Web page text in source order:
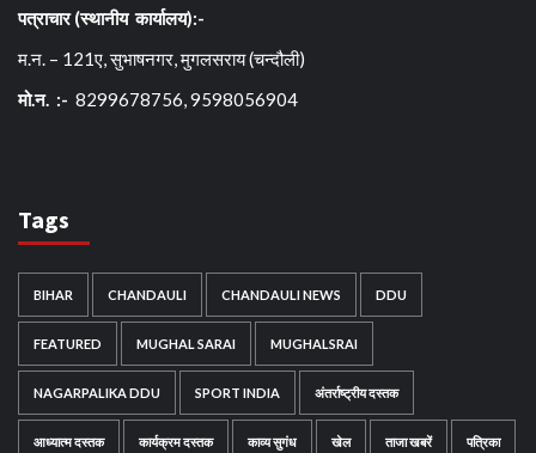
पत्राचार (स्थानीय कार्यालय):-
म.न. – 121ए, सुभाषनगर, मुगलसराय (चन्दौली)
मो.न. :- 8299678756, 9598056904
Tags
BIHAR CHANDAULI CHANDAULI NEWS DDU
FEATURED MUGHAL SARAI MUGHALSRAI
NAGARPALIKA DDU SPORT INDIA अंतर्राष्ट्रीय दस्तक
आध्यात्म दस्तक कार्यक्रम दस्तक काव्य सुगंध खेल ताजा खबरें पत्रिका